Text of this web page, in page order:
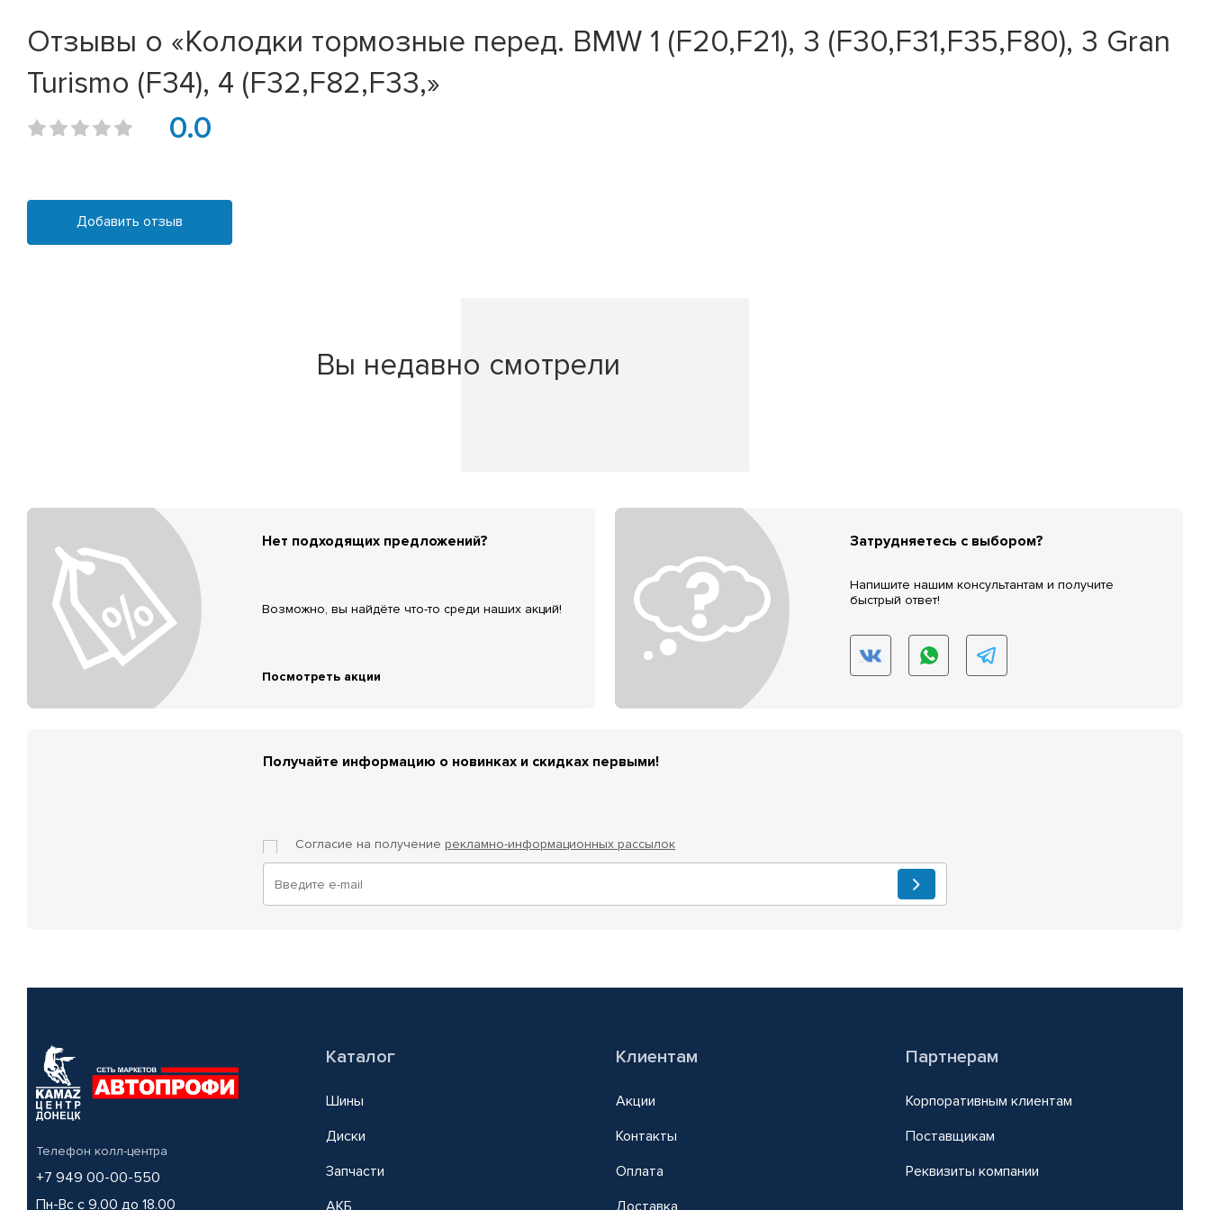
Отзывы о «Колодки тормозные перед. BMW 1 (F20,F21), 3 (F30,F31,F35,F80), 3 Gran
Turismo (F34), 4 (F32,F82,F33,»
0.0
Добавить отзыв
Вы недавно смотрели
Нет подходящих предложений?
Возможно, вы найдёте что-то среди наших акций!
Посмотреть акции
Затрудняетесь с выбором?
Напишите нашим консультантам и получите
быстрый ответ!
Получайте информацию о новинках и скидках первыми!
Согласие на получение рекламно-информационных рассылок
Телефон колл-центра
+7 949 00-00-550
Пн-Вс с 9.00 до 18.00
Каталог
Шины
Диски
Запчасти
АКБ
Клиентам
Акции
Контакты
Оплата
Доставка
Партнерам
Корпоративным клиентам
Поставщикам
Реквизиты компании